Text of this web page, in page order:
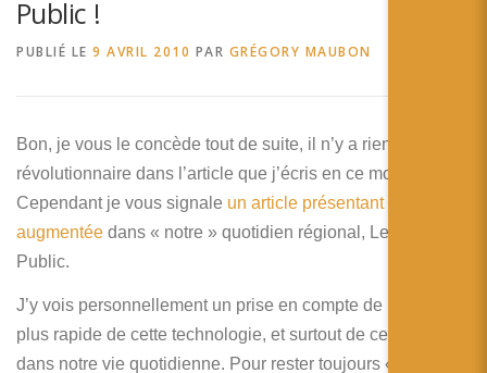
Français
Deutsch
Español
Public !
PUBLIÉ LE 9 AVRIL 2010 PAR GRÉGORY MAUBON
Bon, je vous le concède tout de suite, il n’y a rien de
révolutionnaire dans l’article que j’écris en ce moment
Cependant je vous signale un article présentant la réalité
augmentée dans « notre » quotidien régional, Le Bien
Public.
J’y vois personnellement un prise en compte de plus en
plus rapide de cette technologie, et surtout de ces usages,
dans notre vie quotidienne. Pour rester toujours « local » je